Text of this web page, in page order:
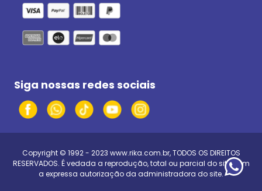
Siga nossas redes sociais
Copyright © 1992 - 2023 www.rika.com.br, TODOS OS DIREITOS
RESERVADOS. É vedada a reprodução, total ou parcial do site, sem
a expressa autorização da administradora do site.